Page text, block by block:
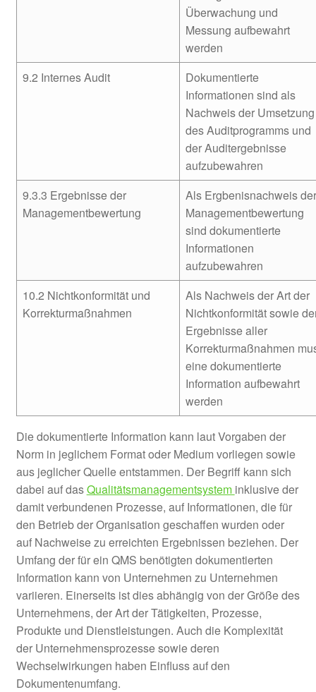
Überwachung und
Messung aufbewahrt
werden
9.2 Internes Audit
Dokumentierte
Informationen sind als
Nachweis der Umsetzung
des Auditprogramms und
der Auditergebnisse
aufzubewahren
9.3.3 Ergebnisse der
Managementbewertung
Als Ergbenisnachweis der
Managementbewertung
sind dokumentierte
Informationen
aufzubewahren
10.2 Nichtkonformität und
Korrekturmaßnahmen
Als Nachweis der Art der
Nichtkonformität sowie
Ergebnisse aller
Korrekturmaßnahmen
eine dokumentierte
Information aufbewahrt
werden
Die dokumentierte Information kann laut Vorgaben der
Norm in jeglichem Format oder Medium vorliegen sowie
aus jeglicher Quelle entstammen. Der Begriff kann sich
dabei auf dasQualitätsmanagementsystem inklusive der
damit verbundenen Prozesse, auf Informationen, die für
den Betrieb der Organisation geschaffen wurden oder
auf Nachweise zu erreichten Ergebnissen beziehen. Der
Umfang der für ein QMS benötigten dokumentierten
Information kann von Unternehmen zu Unternehmen
variieren. Einerseits ist dies abhängig von der Größe des
Unternehmens, der Art der Tätigkeiten, Prozesse,
Produkte und Dienstleistungen. Auch die Komplexität
der Unternehmensprozesse sowie deren
Wechselwirkungen haben Einfluss auf den
Dokumentenumfang.